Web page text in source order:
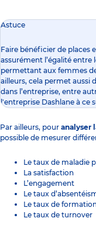
Astuce
Faire bénéficier de places
assurément l’égalité
permettant aux femmes
ailleurs, cela permet aussi
dans l’entreprise, entre
l'entreprise Dashlane à ce
Par ailleurs, pour analyser
possible de mesurer
Le taux de maladie
La satisfaction
L’engagement
Le taux
Le taux de
Le taux de turnover